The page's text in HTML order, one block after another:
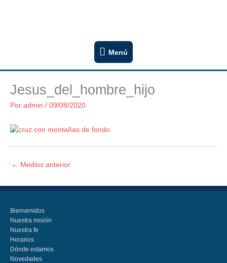
Menú
Menú
Jesus_del_hombre_hijo
Por admin / 09/08/2020
← Medios anterior
Bienvenidos
Nuestra misión
Nuestra fe
Horarios
Dónde estamos
Novedades